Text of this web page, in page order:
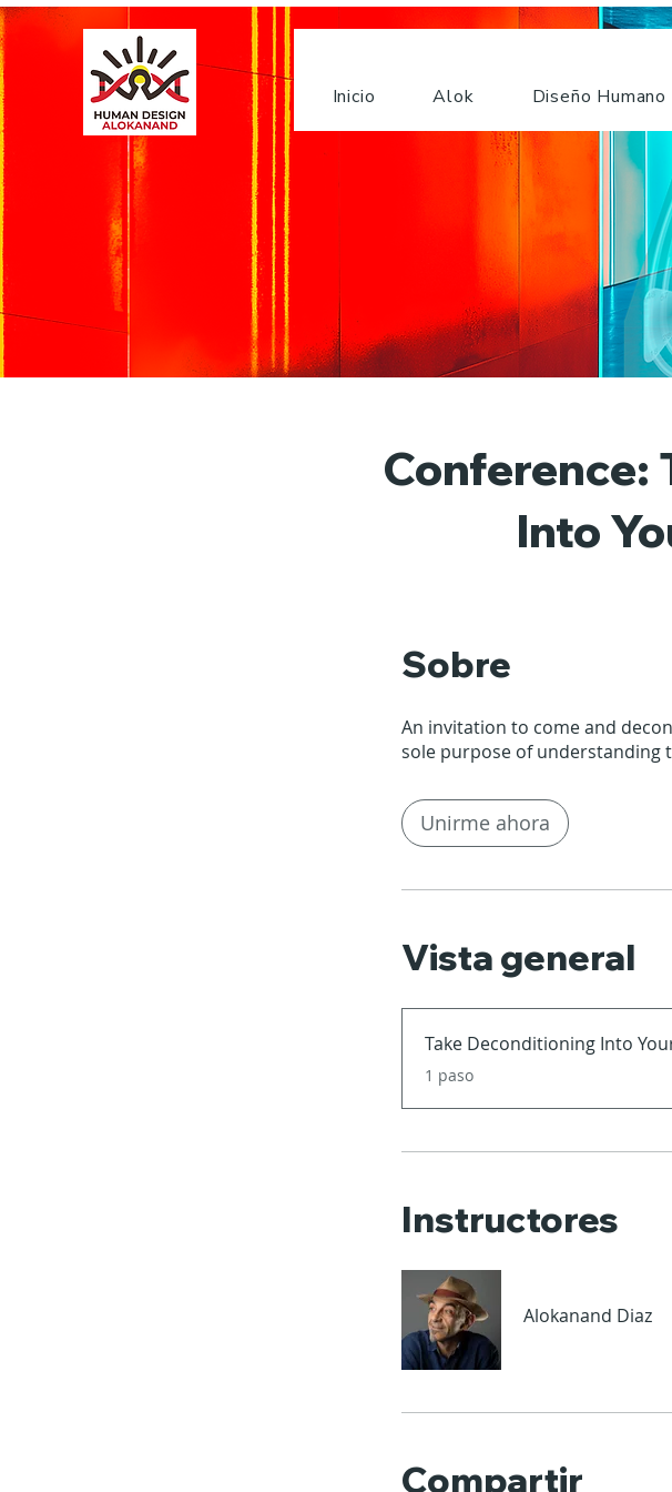
Inicio Alok Diseño Humano
Conference:
Into
Sobre
An invitation to come and
sole purpose of understanding
Unirme ahora
Vista general
Take Deconditioning Into
.1 paso
Instructores
Alokanand Diaz
Compartir